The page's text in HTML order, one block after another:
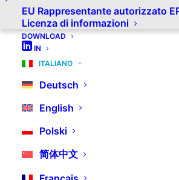
EU Rappresentante autorizzato
Licenza di informazioni
DOWNLOAD
IN
ITALIANO
Deutsch
English
Polski
简体中文
per te gli obblighi EPR in Croazia?
Interzero! In qualità di rappresentante
azienda in Croazia, ci occuperemo di
Siete obbligati a
rappresentante EPR